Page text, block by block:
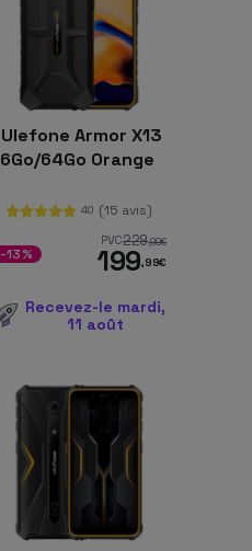
Ulefone Armor X13
6Go/64Go Orange
40 (15 avis)
PVC229,99€
199,99€
-13%
Recevez-le mardi,
11 août